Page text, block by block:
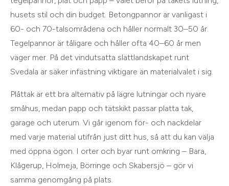
husets stil och din budget. Betongpannor är vanligast i
60- och 70-talsområdena och håller normalt 30–50 år.
Tegelpannor är tåligare och håller ofta 40–60 år men
väger mer. På det vindutsatta slättlandskapet runt
Svedala är säker infästning viktigare än materialvalet i sig.
Plåttak är ett bra alternativ på lägre lutningar och nyare
småhus, medan papp och tätskikt passar platta tak,
garage och uterum. Vi går igenom för- och nackdelar
med varje material utifrån just ditt hus, så att du kan välja
med öppna ögon. I orter och byar runt omkring – Bara,
Klågerup, Holmeja, Börringe och Skabersjö – gör vi
samma genomgång på plats.